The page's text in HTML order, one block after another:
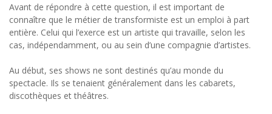
Avant de répondre à cette question, il est important de
connaître que le métier de transformiste est un emploi à part
entière. Celui qui l’exerce est un artiste qui travaille, selon les
cas, indépendamment, ou au sein d’une compagnie d’artistes.
Au début, ses shows ne sont destinés qu’au monde du
spectacle. Ils se tenaient généralement dans les cabarets,
discothèques et théâtres.